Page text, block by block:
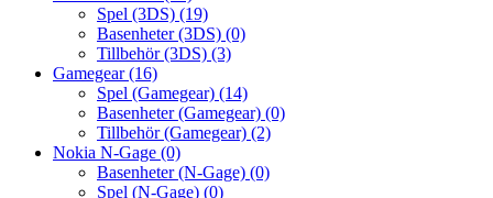
Spel (3DS) (19)
Basenheter (3DS) (0)
Tillbehör (3DS) (3)
Gamegear(16)
Spel (Gamegear) (14)
Basenheter (Gamegear) (0)
Tillbehör (Gamegear) (2)
Nokia N-Gage (0)
Basenheter (N-Gage) (0)
Spel (N-Gage) (0)